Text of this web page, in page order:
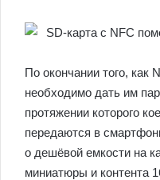
По окончании того, как
необходимо дать им
протяжении которого
передаются в
о дешёвой емкости на
миниатюры и контента